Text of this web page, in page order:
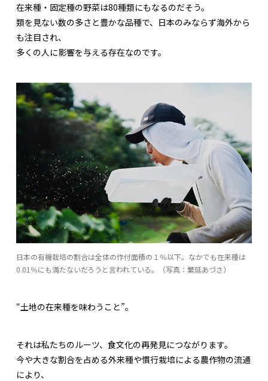
在来種・固定種の野菜は80種類にもなるのだそう。
類を見ない数の多さと豊かな品種で、日本のみならず海外から
も注目され、
多くの人に影響を与える存在なのです。
日本の有機栽培の割合は全体の作付面積の１％以下。なかでも在来種は
0.01％にも満たないだろうと言われている。（写真：繁延あづさ）
“土地の在来種を味わうこと”。
それは私たちのルーツ、食文化の再発見につながります。
今や大きな割合を占める外来種や慣行栽培による農作物の流通
により、